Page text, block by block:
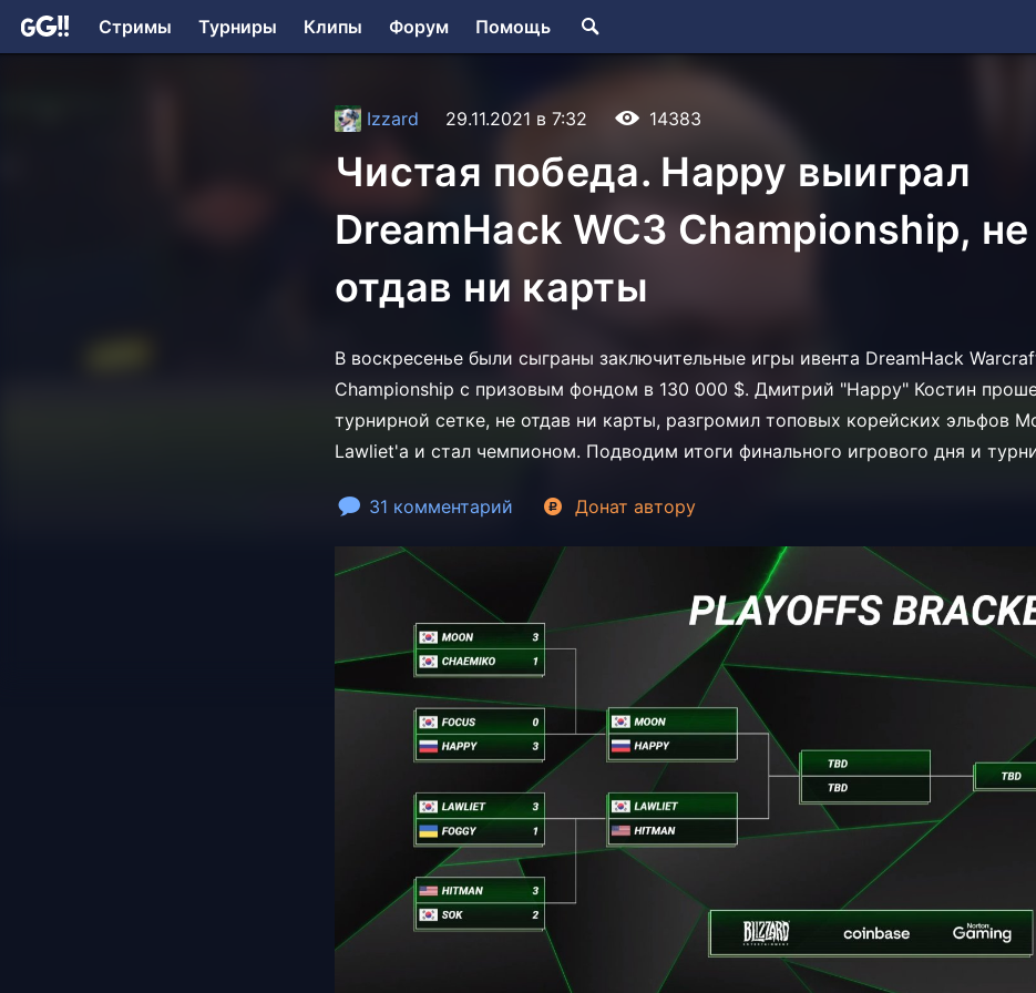
Стримы Турниры Клипы Форум Помощь
Izzard 29.11.2021 в 7:32 14383
Чистая победа. Happy выиграл
DreamHack WC3 Championship, не
отдав ни карты
В воскресенье были сыграны заключительные игры ивента DreamHack
Championship с призовым фондом в 130 000 $. Дмитрий "Happy" Костин
турнирной сетке, не отдав ни карты, разгромил топовых корейских эльфов
Lawliet'а и стал чемпионом. Подводим итоги финального игрового дня и
31 комментарий Донат автору